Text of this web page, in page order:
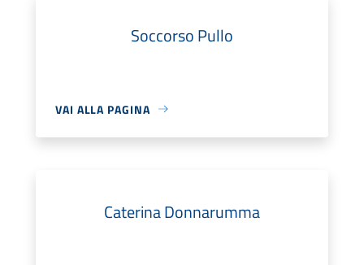
Soccorso Pullo
VAI ALLA PAGINA
Caterina Donnarumma